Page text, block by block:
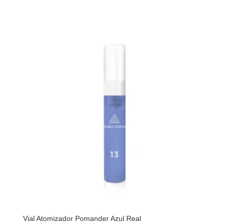
Vial Atomizador Pomander Azul Real